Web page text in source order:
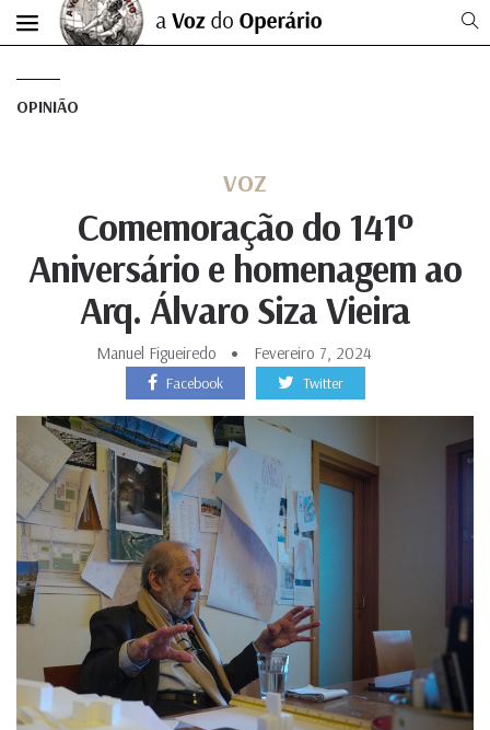
OPINIÃO
VOZ
Comemoração do 141º
Aniversário e homenagem ao
Arq. Álvaro Siza Vieira
Manuel Figueiredo Fevereiro 7, 2024
Facebook Twitter